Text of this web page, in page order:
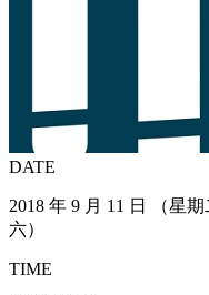
DATE
2018 年 9 月 11 日 （星
六）
TIME